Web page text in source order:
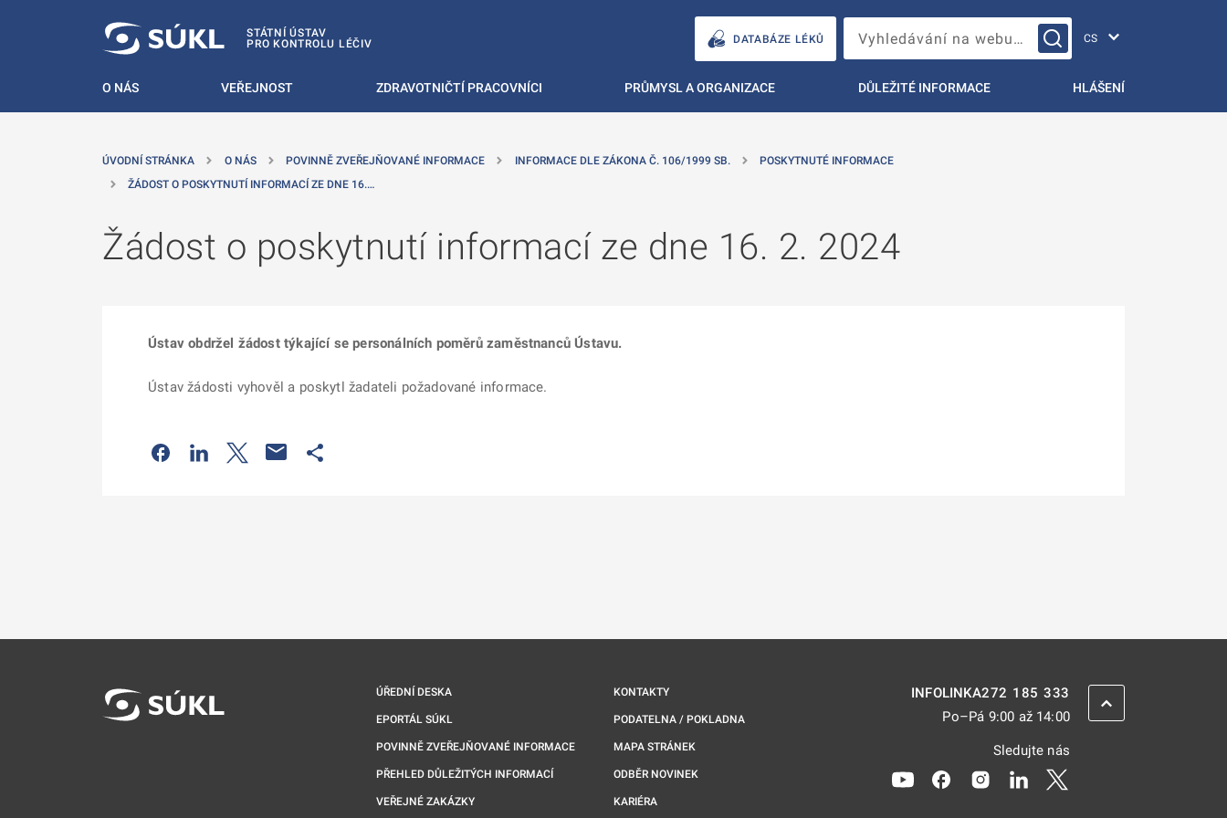
STÁTNÍ ÚSTAV
PRO KONTROLU LÉČIV
DATABÁZE LÉKŮ Vyhledávání na webu…
O NÁS VEŘEJNOST ZDRAVOTNIČTÍ PRACOVNÍCI PRŮMYSL A ORGANIZACE DŮLEŽITÉ INFORMACE HLÁŠENÍ
ÚVODNÍ STRÁNKA O NÁS POVINNĚ ZVEŘEJŇOVANÉ INFORMACE INFORMACE DLE ZÁKONA Č. 106/1999 SB.
POSKYTNUTÉ INFORMACE
ŽÁDOST O POSKYTNUTÍ INFORMACÍ ZE DNE 16.…
Žádost o poskytnutí informací ze dne 16. 2. 2024
Ústav obdržel žádost týkající se personálních poměrů zaměstnanců Ústavu.
Ústav žádosti vyhověl a poskytl žadateli požadované informace.
Odkaz se otevře na nové kartě
Odkaz se otevře na nové kartě
Odkaz se otevře na nové kartě
ÚŘEDNÍ DESKA
EPORTÁL SÚKL
POVINNĚ ZVEŘEJŇOVANÉ INFORMACE
PŘEHLED DŮLEŽITÝCH INFORMACÍ
VEŘEJNÉ ZAKÁZKY
KONTAKTY
PODATELNA / POKLADNA
MAPA STRÁNEK
ODBĚR NOVINEK
KARIÉRA
INFOLINKA272 185 333
Po–Pá 9:00 až 14:00
Sledujte nás
Odkaz se otevře na nové kartě
Odkaz se otevře na nové kartě
Odkaz se otevře na nové kartě
Odkaz se otevře na nové
ZPĚT NAHORU